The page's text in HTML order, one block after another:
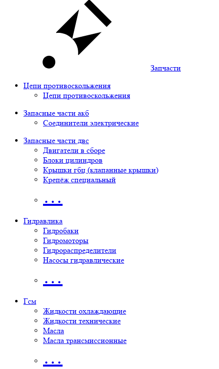
Запчасти
Цепи противоскольжения
Цепи противоскольжения
Запасные части акб
Соединители электрические
Запасные части двс
Двигатели в сборе
Блоки цилиндров
Крышки гбц (клапанные крышки)
Крепёж специальный
…
Гидравлика
Гидробаки
Гидромоторы
Гидрораспределители
Насосы гидравлические
…
Гсм
Жидкости охлаждающие
Жидкости технические
Масла
Масла трансмиссионные
…